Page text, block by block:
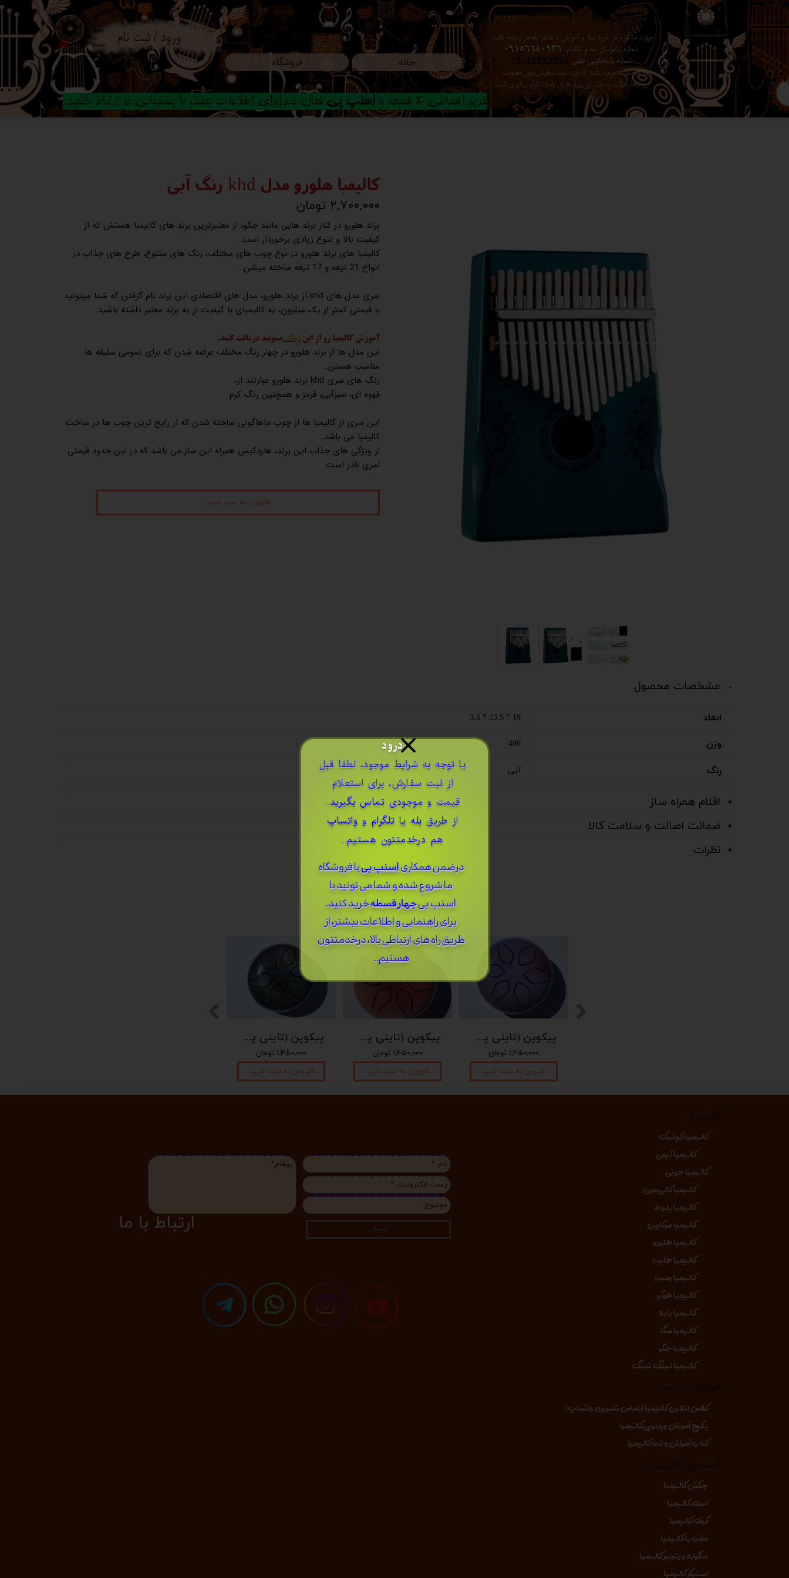
خانه فروشگاه
جهت مشاوره در خرید ساز و آموزش با ما در بله در ارتباط باشید،
شماره پیامرسان بله و تلگرام 09156680936
شماره پاسخگویی تلفنی 09024346738
در صورت عدم دریافت کد تایید ، ثبت سفارش بدون عضویت
رو انتخاب کنید ​​​​​​​ و سفارشتون رو از طریق بله یا تلگرام پیگیری کنید.
۰ سبد خرید ورود / ثبت نام
حساب کاربری من
تغییر گذر واژه
خرید اقساطی 4 قسطه با اسنپ پی فعال شد|برای اطلاعات بیشتر با پشتیبانی در ارتباط باشید..
کالیمبا هلورو مدل khd رنگ آبی
۲,۷۰۰,۰۰۰ تومان
برند هلورو در کنار برند هایی مانند جکو، از معتبرترین برند های کالیمبا هستش که از
کیفیت بالا و تنوع زیادی برخوردار است.
کالیمبا های برند هلورو در نوع چوب های مختلف، رنگ های متنوع، طرح های جذاب در
انواع 21 تیغه و 17 تیغه ساخته میشن..
سری مدل های khd از برند هلورو، مدل های اقتصادی این برند نام گرفتن که شما میتونید
با قیمتی کمتر از یک میلیون، یه کالیمبای با کیفیت از یه برند معتبر داشته باشید.
آموزش کالیمبا رو از این لینک میتونید دریافت کنید.
این مدل ها از برند هلورو در چهار رنگ مختلف عرضه شدن که برای تمومی سلیقه ها
مناسب هستن..
رنگ های سری khd برند هلورو عبارتند از،
قهوه ای، سبزآبی، قرمز و همچنین رنگ کرم
این سری از کالیمبا ها از چوب ماهاگونی ساخته شدن که از رایج ترین چوب ها در ساخت
کالیمبا می باشد.
از ویژگی های جذاب این برند، هاردکیس همراه این ساز می باشد که در این حدود قیمتی
امری نادر است.
افزودن به سبد خرید
مشخصات محصول
ابعاد 18 * 13.5 * 3.5
وزن 400
رنگ آبی
اقلام همراه ساز
ضمانت اصالت و سلامت کالا
نظرات
پیکوپن (تاینی پن) 6 نت برند دلکو
۱,۴۵۰,۰۰۰ تومان
افزودن به سبد خرید
پیکوپن (تاینی پن) 6 نت برند دلکو
۱,۴۵۰,۰۰۰ تومان
افزودن به سبد خرید
پیکوپن (تاینی پن) 6 نت برند دلکو
۱,۴۵۰,۰۰۰ تومان
افزودن به سبد خرید
​​​ارتباط با ما ارسال
کالیمبا اکریلیک
کالیمبا کیمی
کالیمبا چوبی
کالیمبا کالی‌مون
کالیمبا بلوط
کالیمبا موکارین
کالیمبا هلورو
کالیمبا هایت
کالیمبا رمیدو
کالیمبا هوگو
کالیمبا بایلا
کالیمبا سگا
کالیمبا جکو
کالیمبا لینگ تینگ
کلاس انلاین کالیمبا (تماس تصویری واتساپ)
پکیج آموزش ویدئویی کالیمبا
کتاب آموزش و نت کالیمبا
چکش کالیمبا
استند کالیمبا
کیف کالیمبا
مضراب کالیمبا
منگوله و زنجیر کالیمبا
استیکر کالیمبا
درود
​با توجه به شرایط موجود، لطفا قبل
از ثبت سفارش، برای استعلام
قیمت و موجودیتماس بگیرید..
از طریق بله یا تلگرام وواتساپ
هم درخدمتتون هستیم..
درضمن ​همکاریاسنپ پیبا فروشگاه
ما شروع شده و شما می تونید با
اسنپ پیچهار قسطهخرید کنید.
برای راهنمایی و اطلاعات بیشتر، از
طریق راه های ارتباطی بالا، درخدمتتون
هستیم..